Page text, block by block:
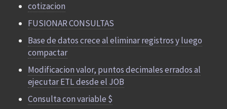
cotizacion
FUSIONAR CONSULTAS
Base de datos crece al eliminar registros y luego
compactar
Modificacion valor, puntos decimales errados al
ejecutar ETL desde el JOB
Consulta con variable $